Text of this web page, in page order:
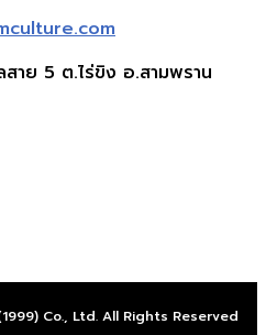
ย 5 ต.ไร่ขิง อ.สามพราน
Co., Ltd. All Rights Reserved